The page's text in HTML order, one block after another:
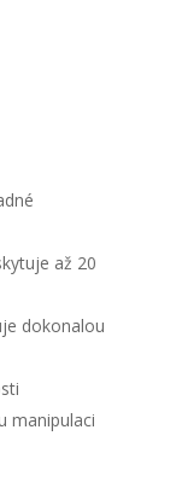
až 20
dokonalou
manipulaci